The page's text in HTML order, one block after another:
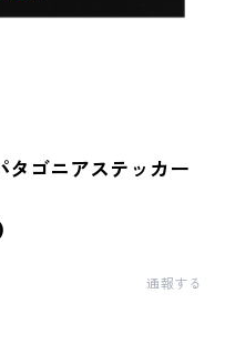
タゴニアステッカー
通報する